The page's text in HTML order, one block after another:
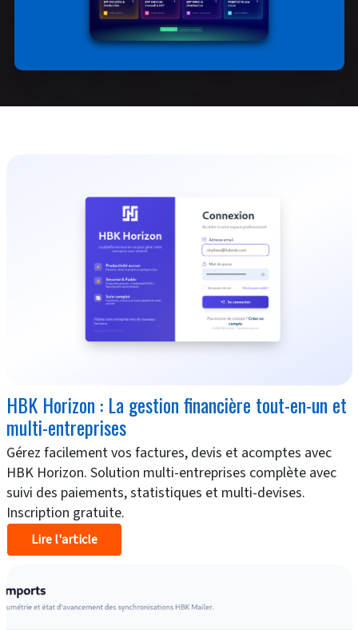
HBK Horizon : La gestion financière tout-en-un et
multi-entreprises
Gérez facilement vos factures, devis et acomptes avec
HBK Horizon. Solution multi-entreprises complète avec
suivi des paiements, statistiques et multi-devises.
Inscription gratuite.
Lire l'article